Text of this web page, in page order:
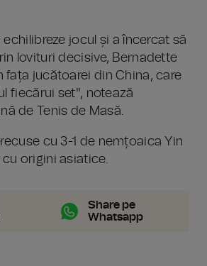
echilibreze jocul și a încercat să
lovituri decisive, Bernadette
fața jucătoarei din China, care
fiecărui set", notează
de Tenis de Masă.
cu 3-1 de nemțoaica Yin
origini asiatice.
Share pe
Whatsapp